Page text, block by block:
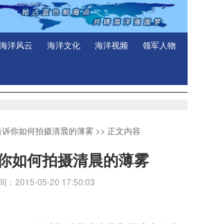
海洋风云 海洋文化 海洋视频 领军人物
你如何拍摄清晨的薄雾 >> 正文内容
如何拍摄清晨的薄雾
2015-05-20 17:50:03